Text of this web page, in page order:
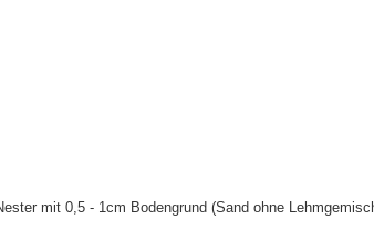
mit 0,5 - 1cm Bodengrund (Sand ohne